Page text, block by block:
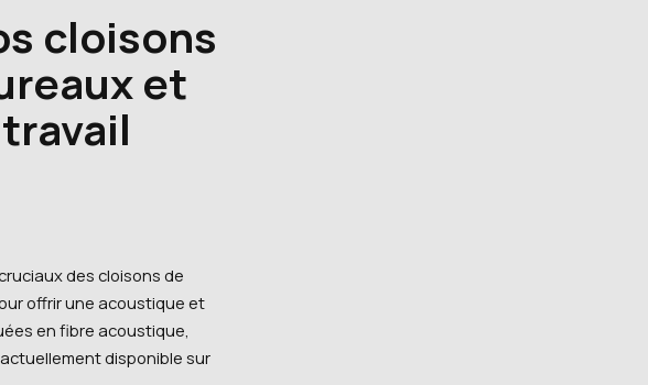
cloisons
et
des cloisons de
offrir une acoustique et
en fibre acoustique,
disponible sur